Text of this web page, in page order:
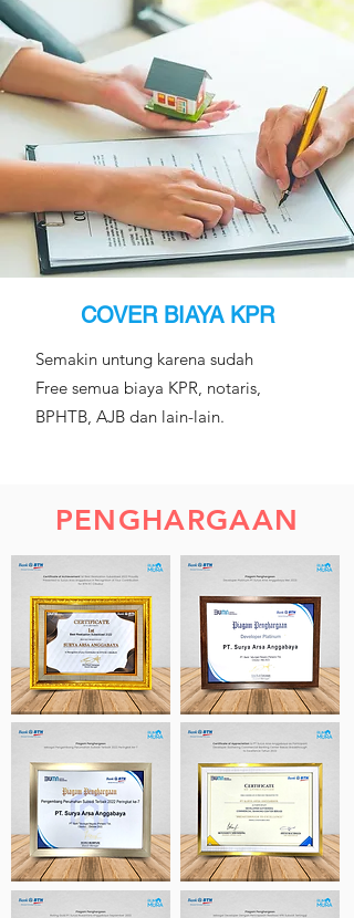
COVER BIAYA KPR
Semakin untung karena sudah
Free semua biaya KPR, notaris,
BPHTB, AJB dan lain-lain.
PENGHARGAAN